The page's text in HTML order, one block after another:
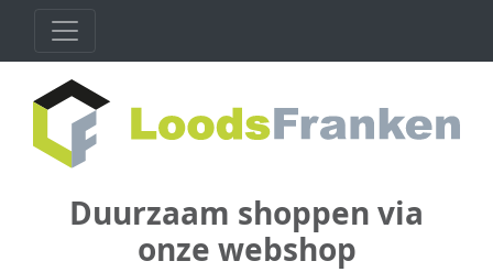
Duurzaam shoppen via
onze webshop